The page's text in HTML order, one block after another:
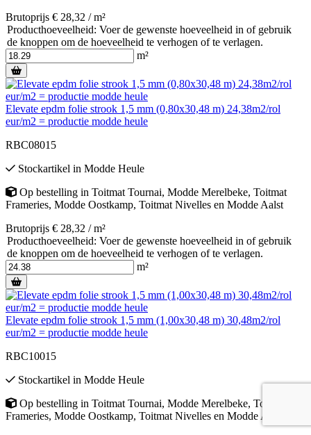
Brutoprijs € 28,32 / m²
Producthoeveelheid: Voer de gewenste hoeveelheid in of gebruik
de knoppen om de hoeveelheid te verhogen of te verlagen.
m²
Elevate epdm folie strook 1,5 mm (0,80x30,48 m) 24,38m2/rol
eur/m2 = productie modde heule
RBC08015
Stockartikel in Modde Heule
Op bestelling in Toitmat Tournai, Modde Merelbeke, Toitmat
Frameries, Modde Oostkamp, Toitmat Nivelles en Modde Aalst
Brutoprijs € 28,32 / m²
Producthoeveelheid: Voer de gewenste hoeveelheid in of gebruik
de knoppen om de hoeveelheid te verhogen of te verlagen.
m²
Elevate epdm folie strook 1,5 mm (1,00x30,48 m) 30,48m2/rol
eur/m2 = productie modde heule
RBC10015
Stockartikel in Modde Heule
Op bestelling in Toitmat Tournai, Modde Merelbeke, Toitmat
Frameries, Modde Oostkamp, Toitmat Nivelles en Modde Aalst